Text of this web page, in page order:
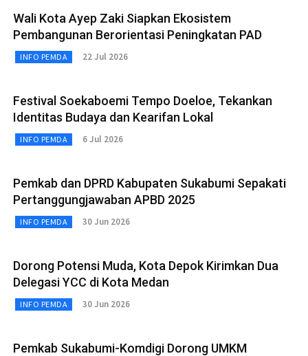
Wali Kota Ayep Zaki Siapkan Ekosistem
Pembangunan Berorientasi Peningkatan PAD
INFO PEMDA 22 Jul 2026
Festival Soekaboemi Tempo Doeloe, Tekankan
Identitas Budaya dan Kearifan Lokal
INFO PEMDA 6 Jul 2026
Pemkab dan DPRD Kabupaten Sukabumi Sepakati
Pertanggungjawaban APBD 2025
INFO PEMDA 30 Jun 2026
Dorong Potensi Muda, Kota Depok Kirimkan Dua
Delegasi YCC di Kota Medan
INFO PEMDA 30 Jun 2026
Pemkab Sukabumi-Komdigi Dorong UMKM